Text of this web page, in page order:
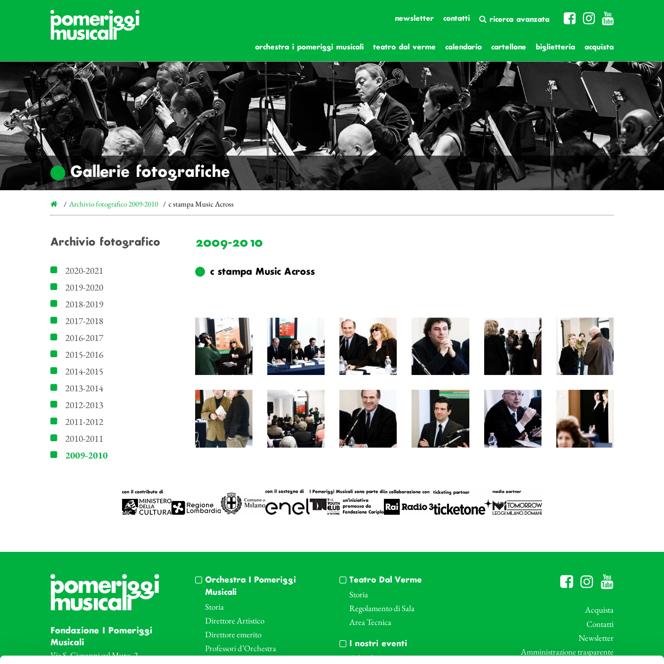
newsletter contatti ricerca avanzata
orchestra i pomeriggi musicali teatro dal verme calendario cartellone biglietteria acquista
Gallerie fotografiche
Archivio fotografico 2009-2010 c stampa Music Across
Archivio fotografico
2020-2021
2019-2020
2018-2019
2017-2018
2016-2017
2015-2016
2014-2015
2013-2014
2012-2013
2011-2012
2010-2011
2009-2010
2009-2010
c stampa Music Across
Fondazione I Pomeriggi
Musicali
Via S. Giovanni sul Muro, 2
Orchestra I Pomeriggi
Musicali
Storia
Direttore Artistico
Direttore emerito
Professori d’Orchestra
Teatro Dal Verme
Storia
Regolamento di Sala
Area Tecnica
I nostri eventi
Calendario
Acquista
Contatti
Newsletter
Amministrazione trasparente